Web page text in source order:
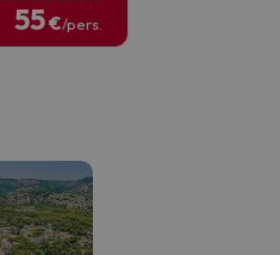
55€/pers.